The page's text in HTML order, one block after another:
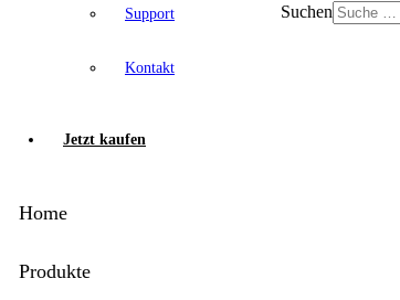
Support
Kontakt
Jetzt kaufen
Suchen
Home
Produkte